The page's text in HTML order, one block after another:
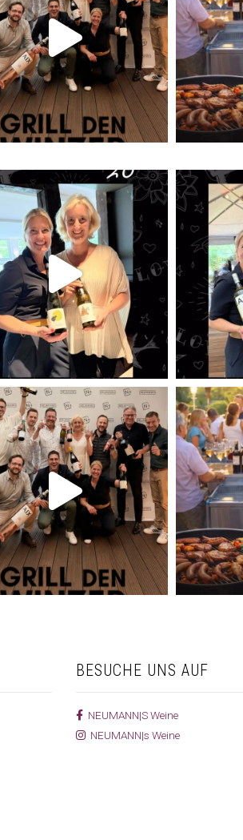
BESUCHE UNS AUF
NEUMANN|S Weine
NEUMANN|s Weine